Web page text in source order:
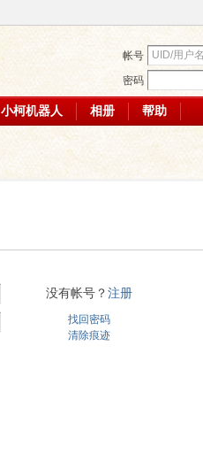
帐号
密码
小柯机器人 相册 帮助
没有帐号？注册
找回密码
清除痕迹